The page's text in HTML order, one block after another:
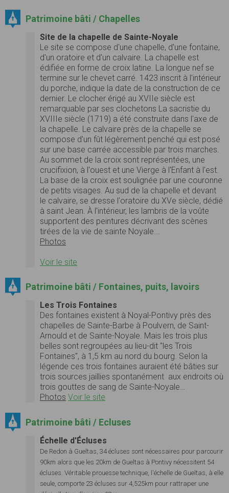
Patrimoine bâti / Chapelles
Site de la chapelle de Sainte-Noyale
Le site se compose d'une chapelle, d'une fontaine,
d'un oratoire et d'un calvaire. La chapelle est
édifiée en forme de croix latine. La longue nef se
termine sur le chevet carré. 1423 inscrit à l'intérieur
du porche, indique la date de la construction de ce
dernier. Le clocher érigé au XVIIe siècle est
remarquable par ses clochetons La sacristie du
XVIIIe siècle (1719) a été construite dans l'axe de
la chapelle. Le calvaire près de la chapelle se
compose d'un fût légèrement penché qui est posé
sur une base carrée accessible par trois marches.
Au sommet de la croix sont représentées, une
crucifixion, à l'ouest et une Vierge à l'Enfant à l'est.
La base de la croix est soulignée par une couronne
de petits visages. Au sud de la chapelle et devant
le calvaire, se dresse l'oratoire du XVe siècle, dédié
à saint Jean. À l'intérieur, les lambris de la voûte
supportent des peintures décrivant des scènes
tirées de la vie de sainte Noyale...
Photos
Voir le site
Patrimoine bâti / Fontaines, puits, lavoirs
Les Trois Fontaines
Des fontaines existent à Noyal-Pontivy près des
chapelles de Sainte-Barbe à Poulvern, de Saint-
Arnould et de Sainte-Noyale. Mais les trois plus
belles sont regroupées au lieu-dit "les Trois
Fontaines", à 1,5 km au nord du bourg. Selon la
légende ces trois fontaines auraient été bâties sur
trois sources jaillies spontanément aux endroits où
trois gouttes de sang de Sainte-Noyale…
Photos Voir le site
Patrimoine bâti / Ecluses
Échelle d'Écluses
De Redon à Gueltas, 34 écluses sont nécessaires pour parcourir
90km alors que les 20km de Gueltas à Pontivy nécessitent 54
écluses. Véritable prouesse technique, l'échelle de Gueltas, à elle
seule, comporte 23 écluses sur 4,525km pour rattraper une